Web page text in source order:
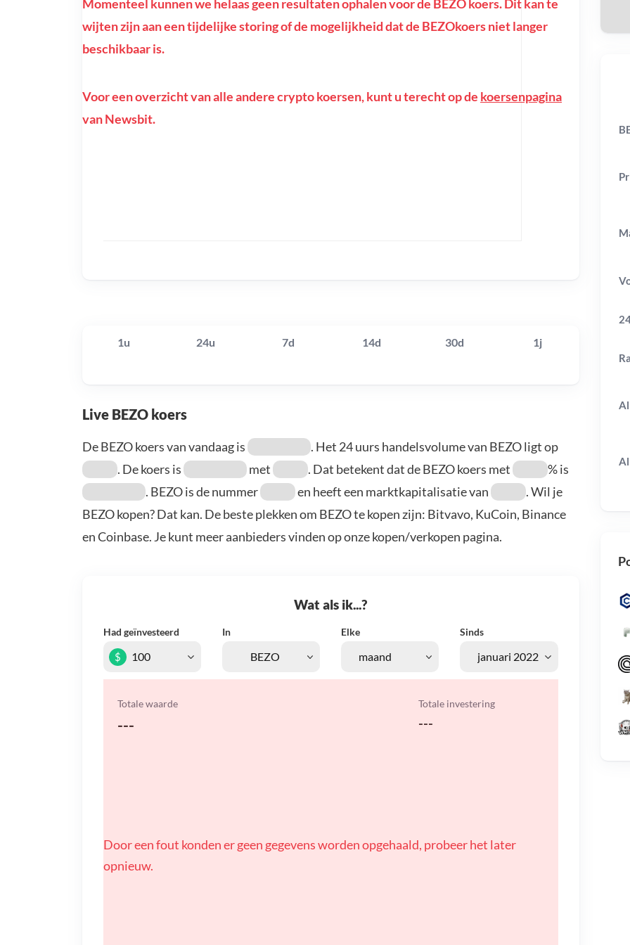
Momenteel kunnen we helaas geen resultaten ophalen voor de BEZO koers. Dit kan te
wijten zijn aan een tijdelijke storing of de mogelijkheid dat de BEZOkoers niet langer
beschikbaar is.
Voor een overzicht van alle andere crypto koersen, kunt u terecht op de koersenpagina
van Newsbit.
1u 24u 7d 14d 30d 1j
Live BEZO koers
De BEZO koers van vandaag is
. Het 24 uurs handelsvolume van BEZO ligt op
. De koers is
met . Dat betekent dat de BEZO koers met
% is
. BEZO is de nummer
en heeft een marktkapitalisatie van
. Wil je
BEZO kopen? Dat kan. De beste plekken om BEZO te kopen zijn: Bitvavo, KuCoin, Binance
en Coinbase. Je kunt meer aanbieders vinden op onze kopen/verkopen pagina.
Wat als ik...?
Had geïnvesteerd In Elke Sinds
$
Totale waarde
---
Totale investering
---
Door een fout konden er geen gegevens worden opgehaald, probeer het later
opnieuw.